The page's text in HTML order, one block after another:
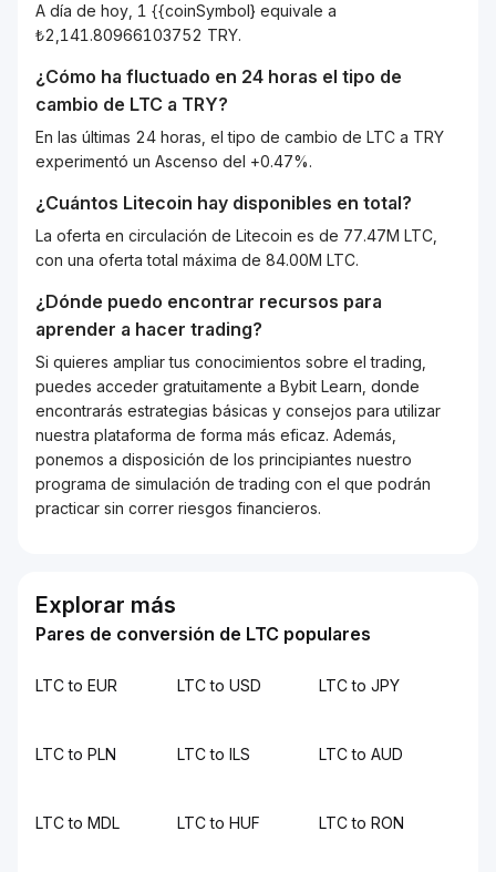
A día de hoy, 1 {{coinSymbol} equivale a
₺2,141.80966103752 TRY.
¿Cómo ha fluctuado en 24 horas el tipo de
cambio de LTC a TRY?
En las últimas 24 horas, el tipo de cambio de LTC a TRY
experimentó un Ascenso del +0.47%.
¿Cuántos Litecoin hay disponibles en total?
La oferta en circulación de Litecoin es de 77.47M LTC,
con una oferta total máxima de 84.00M LTC.
¿Dónde puedo encontrar recursos para
aprender a hacer trading?
Si quieres ampliar tus conocimientos sobre el trading,
puedes acceder gratuitamente a Bybit Learn, donde
encontrarás estrategias básicas y consejos para utilizar
nuestra plataforma de forma más eficaz. Además,
ponemos a disposición de los principiantes nuestro
programa de simulación de trading con el que podrán
practicar sin correr riesgos financieros.
Explorar más
Pares de conversión de LTC populares
LTC to EUR LTC to USD LTC to JPY
LTC to PLN LTC to ILS LTC to AUD
LTC to MDL LTC to HUF LTC to RON